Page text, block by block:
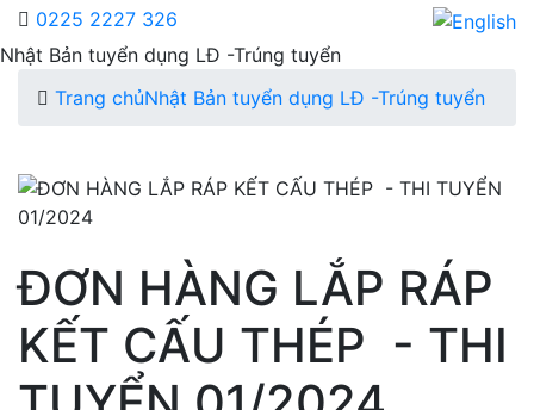
0225 2227 326
Nhật Bản tuyển dụng LĐ -Trúng tuyển
Trang chủNhật Bản tuyển dụng LĐ -Trúng tuyển
ĐƠN HÀNG LẮP RÁP
KẾT CẤU THÉP - THI